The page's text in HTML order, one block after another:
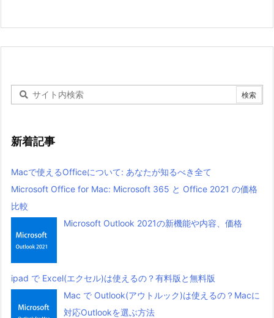
新着記事
Macで使えるOfficeについて: あなたが知るべき全て
Microsoft Office for Mac: Microsoft 365 と Office 2021 の価格
比較
Microsoft Outlook 2021の新機能や内容、価格
ipad で Excel(エクセル)は使えるの？有料版と無料版
Mac で Outlook(アウトルック)は使えるの？Macに
対応Outlookを選ぶ方法